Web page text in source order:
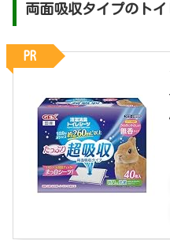
両面吸収タイプのト
PR